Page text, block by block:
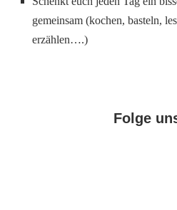
gemeinsam (kochen, basteln,
erzählen….)
Folge